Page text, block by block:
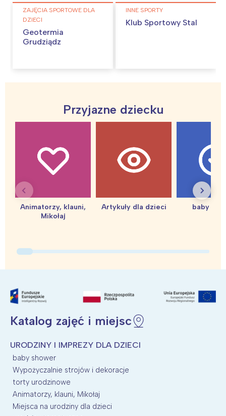
ZAJĘCIA SPORTOWE DLA
DZIECI
Geotermia
Grudziądz
INNE SPORTY
Klub Sportowy Stal
Przyjazne dziecku
Animatorzy, klauni,
Mikołaj
Artykuły dla dzieci baby
Katalog zajęć i miejsc
URODZINY I IMPREZY DLA DZIECI
baby shower
Wypożyczalnie strojów i dekoracje
torty urodzinowe
Animatorzy, klauni, Mikołaj
Miejsca na urodziny dla dzieci
Interesują mnie wydarzenia z
tego regionu:
Warszawa
Łódź
Wrocław
Śląsk
Kraków
Wszystkie